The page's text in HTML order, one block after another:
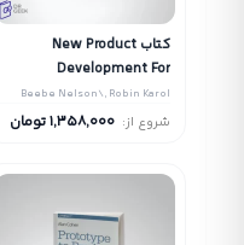
کتاب New Product
Development For
Dummies
Beebe Nelson\, Robin Karol
شروع از: 1,358,000تومان